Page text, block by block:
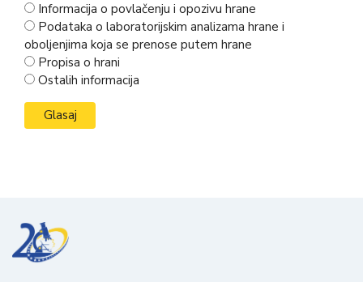
Informacija o povlačenju i opozivu hrane
Podataka o laboratorijskim analizama hrane i
oboljenjima koja se prenose putem hrane
Propisa o hrani
Ostalih informacija